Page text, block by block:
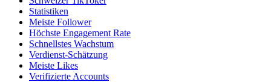
Statistiken
Meiste Follower
Höchste Engagement Rate
Schnellstes Wachstum
Verdienst-Schätzung
Meiste Likes
Verifizierte Accounts